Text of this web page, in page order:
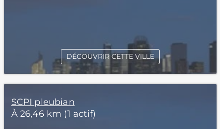
DÉCOUVRIR CETTE VILLE
SCPI pleubian
À 26,46 km (1 actif)